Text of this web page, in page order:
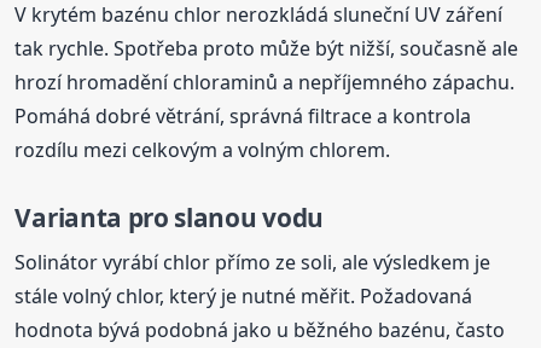
V krytém bazénu chlor nerozkládá sluneční UV záření
tak rychle. Spotřeba proto může být nižší, současně ale
hrozí hromadění chloraminů a nepříjemného zápachu.
Pomáhá dobré větrání, správná filtrace a kontrola
rozdílu mezi celkovým a volným chlorem.
Varianta pro slanou vodu
Solinátor vyrábí chlor přímo ze soli, ale výsledkem je
stále volný chlor, který je nutné měřit. Požadovaná
hodnota bývá podobná jako u běžného bazénu, často